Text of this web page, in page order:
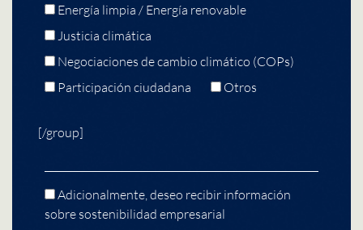
Energía limpia / Energía renovable
Justicia climática
Negociaciones de cambio climático (COPs)
Participación ciudadana
Otros
[/group]
Adicionalmente, deseo recibir información
sobre sostenibilidad empresarial